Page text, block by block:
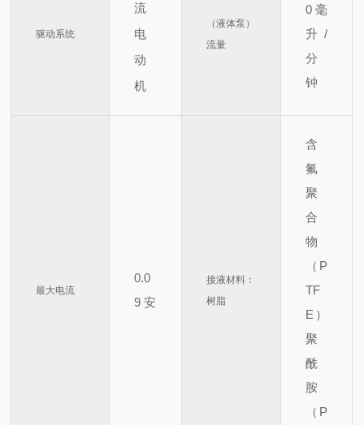
驱动系统
流
电
动
机
（液体泵）
流量
0 毫
升/
分
钟
最大电流
0.0
9 安
接液材料：
树脂
含
氟
聚
合
物
（P
TF
E）
聚
酰
胺
（P